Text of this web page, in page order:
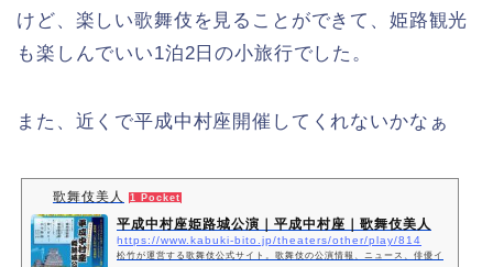
けど、楽しい歌舞伎を見ることができて、姫路観光
も楽しんでいい1泊2日の小旅行でした。
また、近くで平成中村座開催してくれないかなぁ
歌舞伎美人 1 Pocket
平成中村座姫路城公演｜平成中村座｜歌舞伎美人
https://www.kabuki-bito.jp/theaters/other/play/814
松竹が運営する歌舞伎公式サイト。歌舞伎の公演情報、ニュース、俳優イ